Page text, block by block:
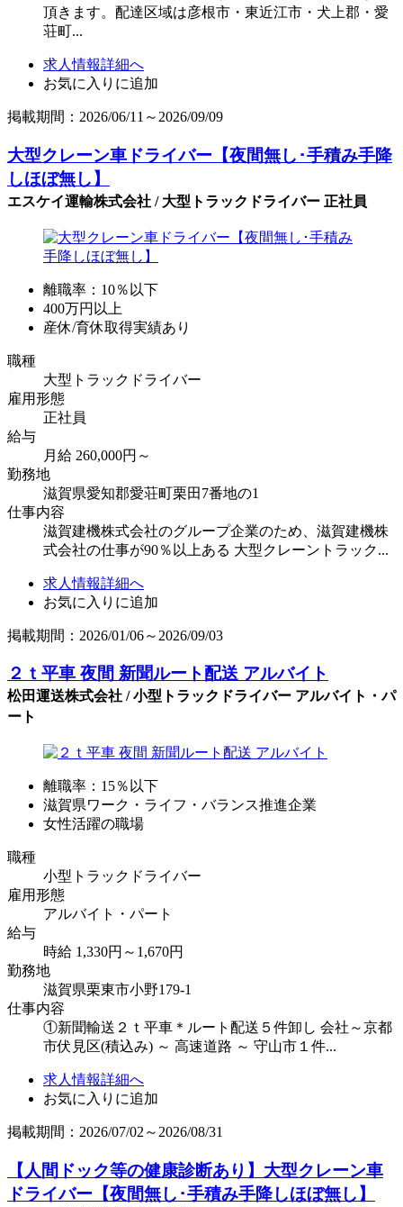
頂きます。配達区域は彦根市・東近江市・犬上郡・愛
荘町...
求人情報詳細へ
お気に入りに追加
掲載期間：2026/06/11～2026/09/09
大型クレーン車ドライバー【夜間無し･手積み手降
しほぼ無し】
エスケイ運輸株式会社 / 大型トラックドライバー 正社員
離職率：10％以下
400万円以上
産休/育休取得実績あり
職種
大型トラックドライバー
雇用形態
正社員
給与
月給 260,000円～
勤務地
滋賀県愛知郡愛荘町栗田7番地の1
仕事内容
滋賀建機株式会社のグループ企業のため、滋賀建機株
式会社の仕事が90％以上ある 大型クレーントラック...
求人情報詳細へ
お気に入りに追加
掲載期間：2026/01/06～2026/09/03
２ｔ平車 夜間 新聞ルート配送 アルバイト
松田運送株式会社 / 小型トラックドライバー アルバイト・パ
ート
離職率：15％以下
滋賀県ワーク・ライフ・バランス推進企業
女性活躍の職場
職種
小型トラックドライバー
雇用形態
アルバイト・パート
給与
時給 1,330円～1,670円
勤務地
滋賀県栗東市小野179-1
仕事内容
①新聞輸送２ｔ平車＊ルート配送５件卸し 会社～京都
市伏見区(積込み) ～ 高速道路 ～ 守山市１件...
求人情報詳細へ
お気に入りに追加
掲載期間：2026/07/02～2026/08/31
【人間ドック等の健康診断あり】大型クレーン車
ドライバー【夜間無し･手積み手降しほぼ無し】